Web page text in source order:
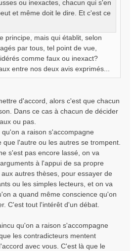
ou inexactes, chacun qui s'en
et même doit le dire. Et c'est ce
principe, mais qui établit, selon
par tous, tel point de vue,
comme faux ou inexact?
entre nos deux avis exprimés...
d'accord, alors c'est que chacun
Dans ce cas à chacun de décider
ou pas.
a raison s'accompagne
que l'autre ou les autres se trompent.
s'est pas encore lassé, on va
à l'appui de sa propre
autres thèses, pour essayer de
ou les simples lecteurs, et on va
a quand même conscience qu'on
C'est tout l'intérêt d'un débat.
qu'on a raison s'accompagne
les contradicteurs mentent
avec vous. C'est là que le